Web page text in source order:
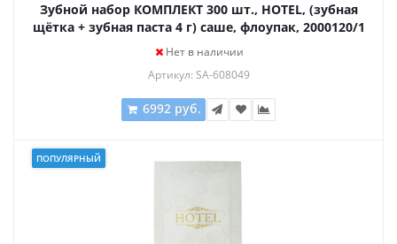
Зубной набор КОМПЛЕКТ 300 шт., HOTEL, (зубная
щётка + зубная паста 4 г) саше, флоупак, 2000120/1
Нет в наличии
Артикул: SA-608049
6992 руб.
ПОПУЛЯРНЫЙ